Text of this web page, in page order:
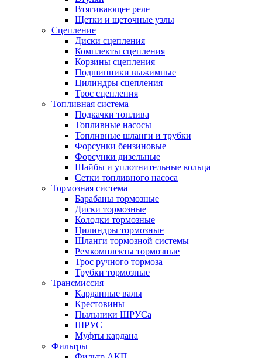
Втягивающее реле
Щетки и щеточные узлы
Сцепление
Диски сцепления
Комплекты сцепления
Корзины сцепления
Подшипники выжимные
Цилиндры сцепления
Трос сцепления
Топливная система
Подкачки топлива
Топливные насосы
Топливные шланги и трубки
Форсунки бензиновые
Форсунки дизельные
Шайбы и уплотнительные кольца
Сетки топливного насоса
Тормозная система
Барабаны тормозные
Диски тормозные
Колодки тормозные
Цилиндры тормозные
Шланги тормозной системы
Ремкомплекты тормозные
Трос ручного тормоза
Трубки тормозные
Трансмиссия
Карданные валы
Крестовины
Пыльники ШРУСа
ШРУС
Муфты кардана
Фильтры